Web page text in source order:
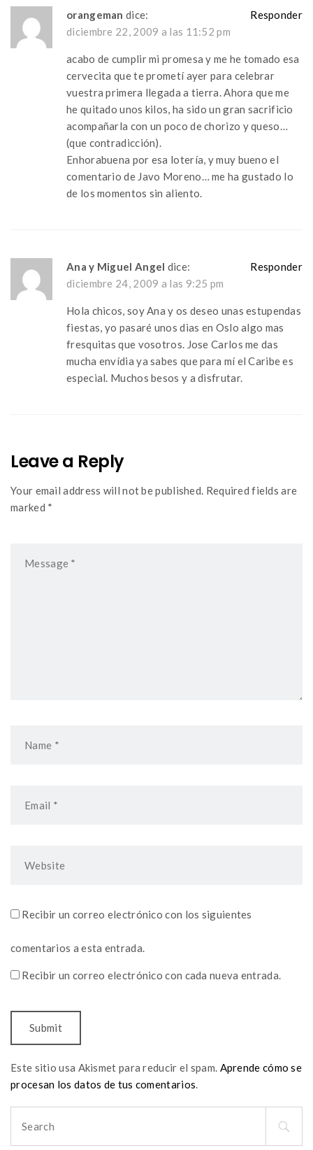
orangeman dice:
diciembre 22, 2009 a las 11:52 pm
acabo de cumplir mi promesa y me he tomado esa
cervecita que te prometí ayer para celebrar
vuestra primera llegada a tierra. Ahora que me
he quitado unos kilos, ha sido un gran sacrificio
acompañarla con un poco de chorizo y queso…
(que contradicción).
Enhorabuena por esa lotería, y muy bueno el
comentario de Javo Moreno… me ha gustado lo
de los momentos sin aliento.
Responder
Ana y Miguel Angel dice:
diciembre 24, 2009 a las 9:25 pm
Hola chicos, soy Ana y os deseo unas estupendas
fiestas, yo pasaré unos dias en Oslo algo mas
fresquitas que vosotros. Jose Carlos me das
mucha envídia ya sabes que para mí el Caribe es
especial. Muchos besos y a disfrutar.
Responder
Leave a Reply
Your email address will not be published. Required fields are
marked *
Recibir un correo electrónico con los siguientes
comentarios a esta entrada.
Recibir un correo electrónico con cada nueva entrada.
Este sitio usa Akismet para reducir el spam. Aprende cómo se
procesan los datos de tus comentarios.
for: